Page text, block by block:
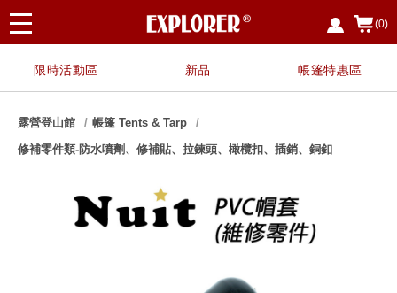
(0)
限時活動區 新品 帳篷特惠區
露營登山館
帳篷 Tents & Tarp
修補零件類-防水噴劑、修補貼、拉鍊頭、橄欖扣、插銷、銅釦